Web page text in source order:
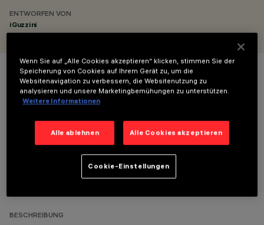
ENTWORFEN VON
iGuzzini
FARBE
TECHNISCHE DATEN
BESCHREIBUNG
Wenn Sie auf „Alle Cookies akzeptieren“ klicken, stimmen Sie der
Speicherung von Cookies auf Ihrem Gerät zu, um die
Websitenavigation zu verbessern, die Websitenutzung zu
analysieren und unsere Marketingbemühungen zu unterstützen.
Weitere Informationen
Alle ablehnen Alle Cookies akzeptieren
Cookie-Einstellungen